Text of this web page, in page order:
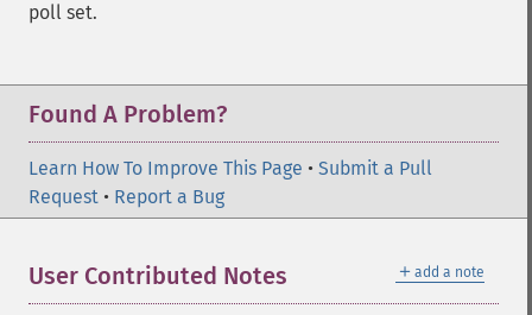
poll set.
Found A Problem?
Learn How To Improve This Page • Submit a Pull
Request • Report a Bug
＋ add a note
User Contributed Notes